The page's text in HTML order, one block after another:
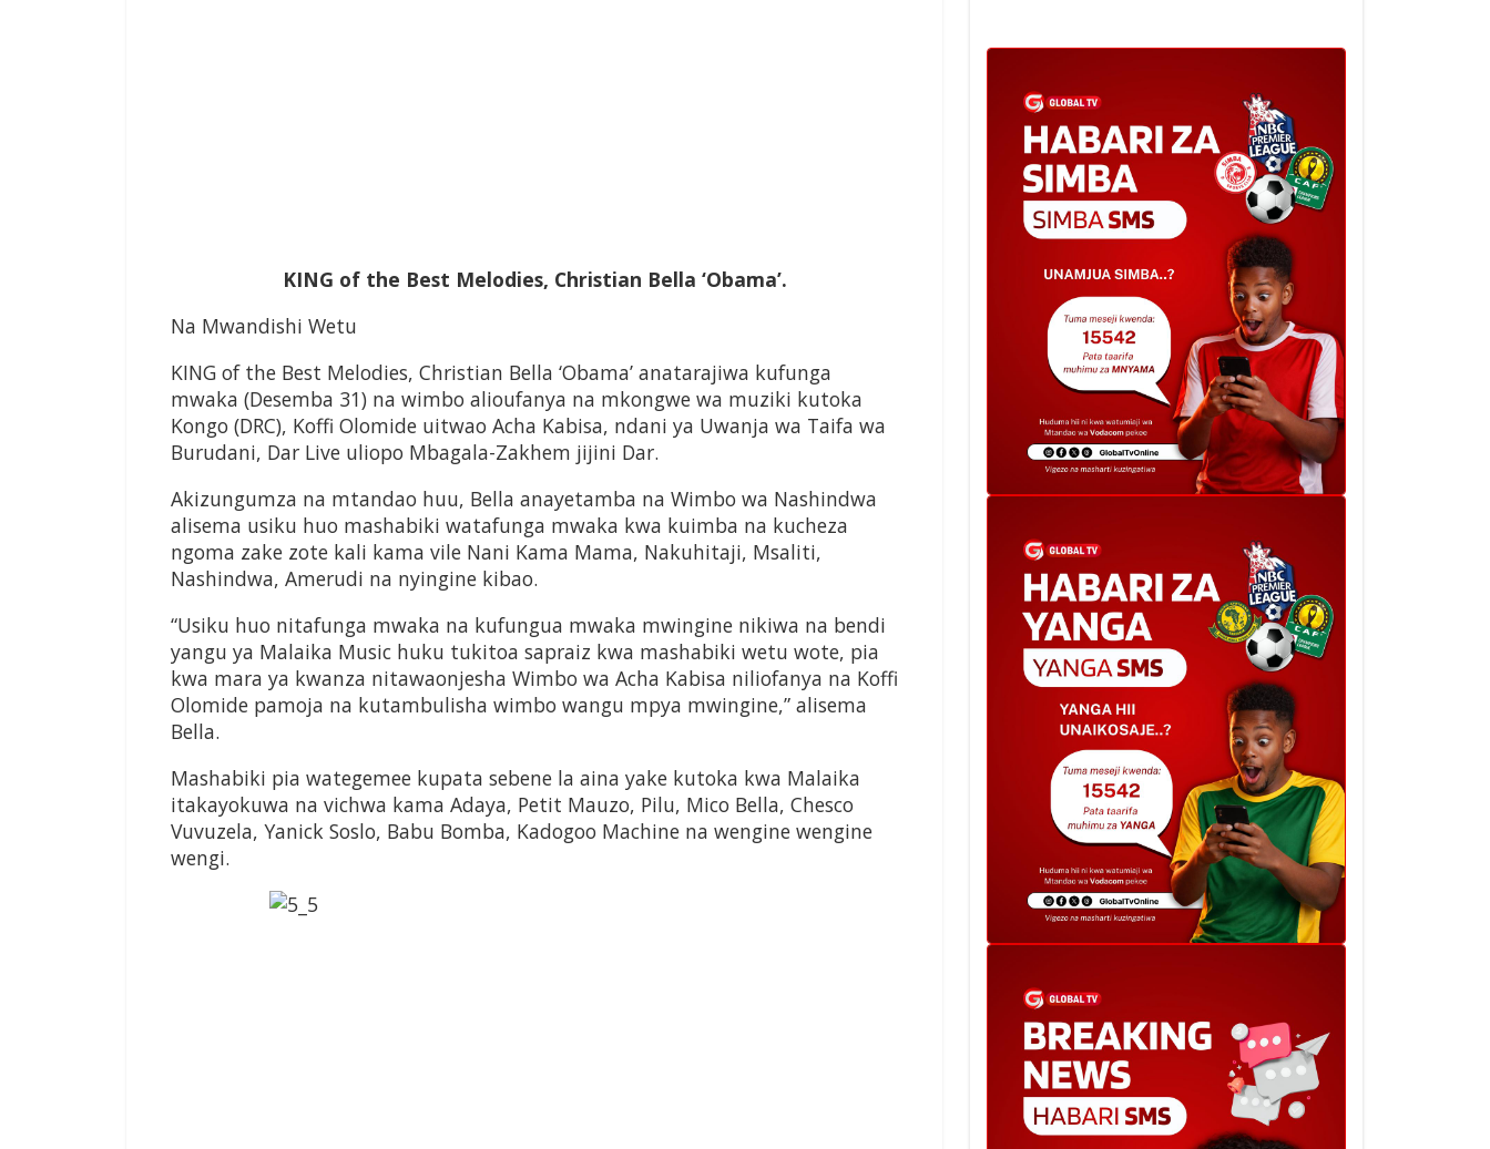
KING of the Best Melodies, Christian Bella ‘Obama’.
Na Mwandishi Wetu
KING of the Best Melodies, Christian Bella ‘Obama’ anatarajiwa kufunga
mwaka (Desemba 31) na wimbo alioufanya na mkongwe wa muziki kutoka
Kongo (DRC), Koffi Olomide uitwao Acha Kabisa, ndani ya Uwanja wa Taifa wa
Burudani, Dar Live uliopo Mbagala-Zakhem jijini Dar.
Akizungumza na mtandao huu, Bella anayetamba na Wimbo wa Nashindwa
alisema usiku huo mashabiki watafunga mwaka kwa kuimba na kucheza
ngoma zake zote kali kama vile Nani Kama Mama, Nakuhitaji, Msaliti,
Nashindwa, Amerudi na nyingine kibao.
“Usiku huo nitafunga mwaka na kufungua mwaka mwingine nikiwa na bendi
yangu ya Malaika Music huku tukitoa sapraiz kwa mashabiki wetu wote, pia
kwa mara ya kwanza nitawaonjesha Wimbo wa Acha Kabisa niliofanya na Koffi
Olomide pamoja na kutambulisha wimbo wangu mpya mwingine,” alisema
Bella.
Mashabiki pia wategemee kupata sebene la aina yake kutoka kwa Malaika
itakayokuwa na vichwa kama Adaya, Petit Mauzo, Pilu, Mico Bella, Chesco
Vuvuzela, Yanick Soslo, Babu Bomba, Kadogoo Machine na wengine wengine
wengi.